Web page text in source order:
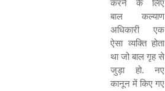
करने के लिए
बाल कल्याण
अधिकारी एक
ऐसा व्यक्ति होता
था जो बाल गृह से
जुड़ा हो. नए
कानून में किए गए